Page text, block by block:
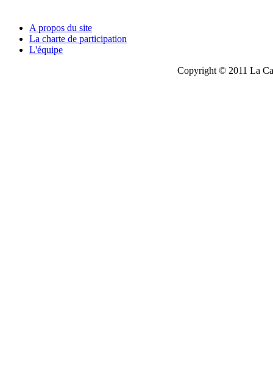
A propos du site
La charte de participation
L'équipe
Copyright © 2011 La